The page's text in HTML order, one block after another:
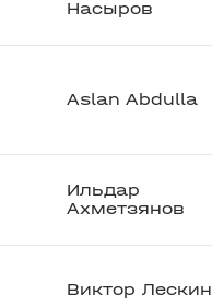
Насыров
Aslan Abdulla
Ильдар
Ахметзянов
Виктор Лескин